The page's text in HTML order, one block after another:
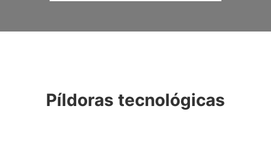
Píldoras tecnológicas